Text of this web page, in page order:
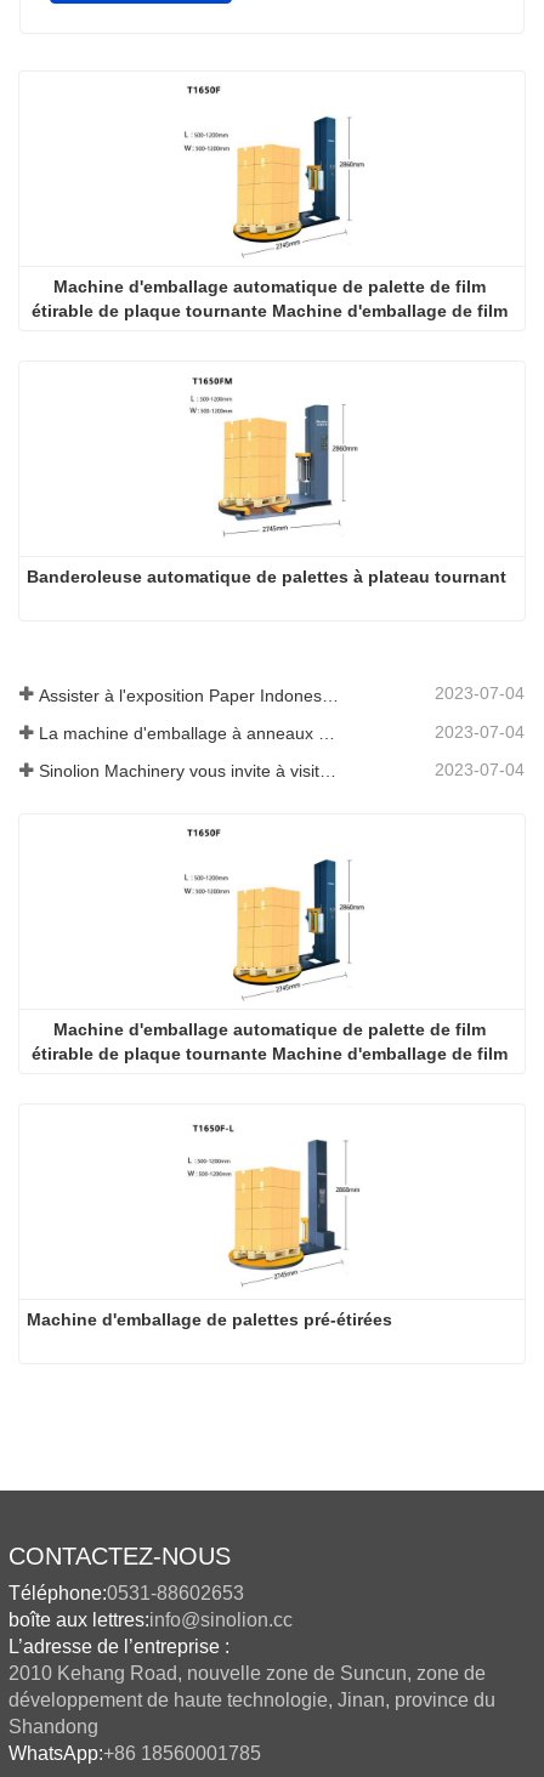
Machine d'emballage automatique de palette de film
étirable de plaque tournante Machine d'emballage de film
Banderoleuse automatique de palettes à plateau tournant
2023-07-04
2023-07-04
Sinolion Machinery vous invite à visiter l'exposition[ProPak(China) 2023-07-04
Machine d'emballage automatique de palette de film
étirable de plaque tournante Machine d'emballage de film
Machine d'emballage de palettes pré-étirées
CONTACTEZ-NOUS
Téléphone:0531-88602653
boîte aux lettres:info@sinolion.cc
L’adresse de l’entreprise :
2010 Kehang Road, nouvelle zone de Suncun, zone de
développement de haute technologie, Jinan, province du
Shandong
WhatsApp:+86 18560001785